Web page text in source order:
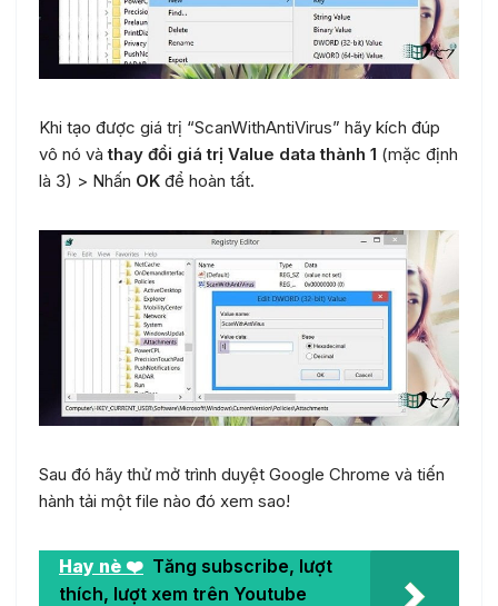
Khi tạo được giá trị “ScanWithAntiVirus” hãy kích đúp
vô nó vàthay đổi giá trị Value data thành 1 (mặc định
là 3) > Nhấn OK để hoàn tất.
Sau đó hãy thử mở trình duyệt Google Chrome và tiến
hành tải một file nào đó xem sao!
Hay nè ❤️ Tăng subscribe, lượt
thích, lượt xem trên Youtube